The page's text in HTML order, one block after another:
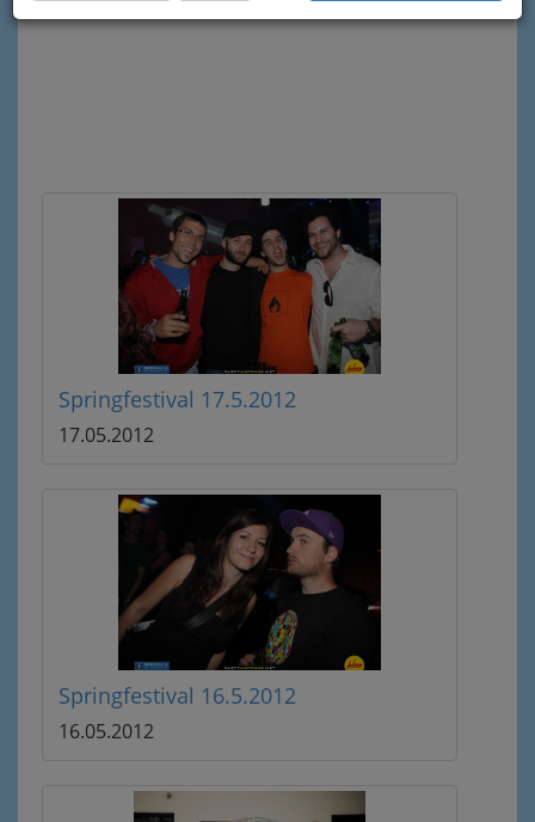
Springfestival 17.5.2012
17.05.2012
Springfestival 16.5.2012
16.05.2012